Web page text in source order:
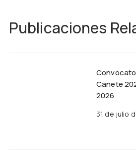
Publicaciones
Cañete
2026
31 de julio